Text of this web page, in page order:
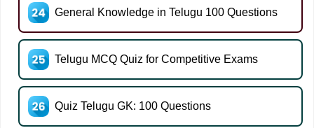
General Knowledge in Telugu 100 Questions
Telugu MCQ Quiz for Competitive Exams
Quiz Telugu GK: 100 Questions